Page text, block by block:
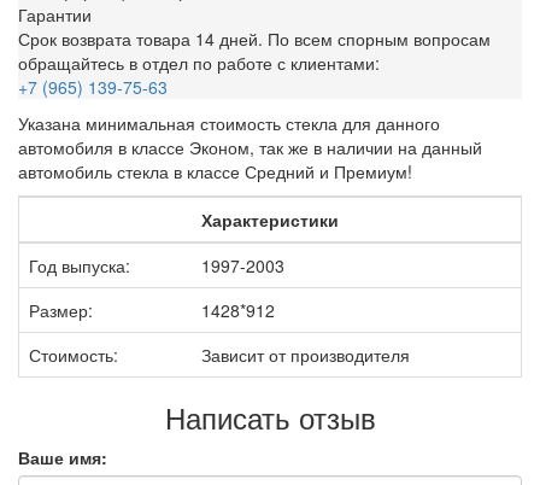
Гарантии
Срок возврата товара 14 дней. По всем спорным вопросам
обращайтесь в отдел по работе с клиентами:
+7 (965) 139-75-63
Указана минимальная стоимость стекла для данного
автомобиля в классе Эконом, так же в наличии на данный
автомобиль стекла в классе Средний и Премиум!
Характеристики
Год выпуска:
1997-2003
Размер:
1428*912
Стоимость:
Зависит от производителя
Написать отзыв
Ваше имя: